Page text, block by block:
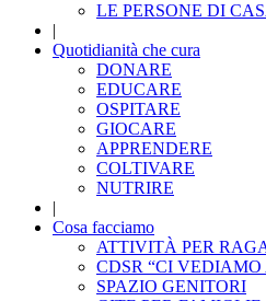
LE PERSONE DI
|
Quotidianità che cura
DONARE
EDUCARE
OSPITARE
GIOCARE
APPRENDERE
COLTIVARE
NUTRIRE
|
Cosa facciamo
ATTIVITÀ PER
CDSR “CI VEDIAMO
SPAZIO GENITORI